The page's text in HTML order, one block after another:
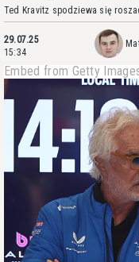
Ted Kravitz spodziewa się
29.07.25
15:34
Embed from Getty